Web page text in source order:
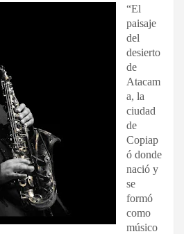
“El
paisaje
del
desierto
de
Atacam
a, la
ciudad
de
Copiap
ó donde
nació y
se
formó
como
músico